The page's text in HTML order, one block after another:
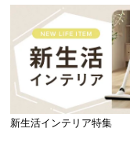
新生活インテリア特集